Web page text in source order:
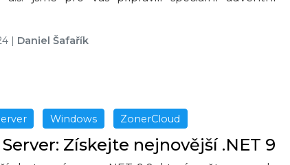
| Daniel Šafařík
Windows ZonerCloud
Získejte nejnovější .NET 9